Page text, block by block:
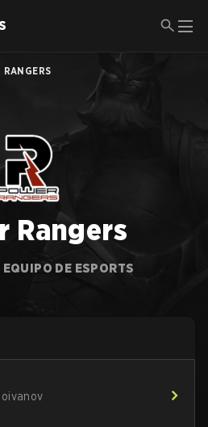
RANGERS
Rangers
EQUIPO DE ESPORTS